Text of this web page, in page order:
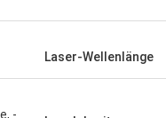
Laser-Wellenlänge
-